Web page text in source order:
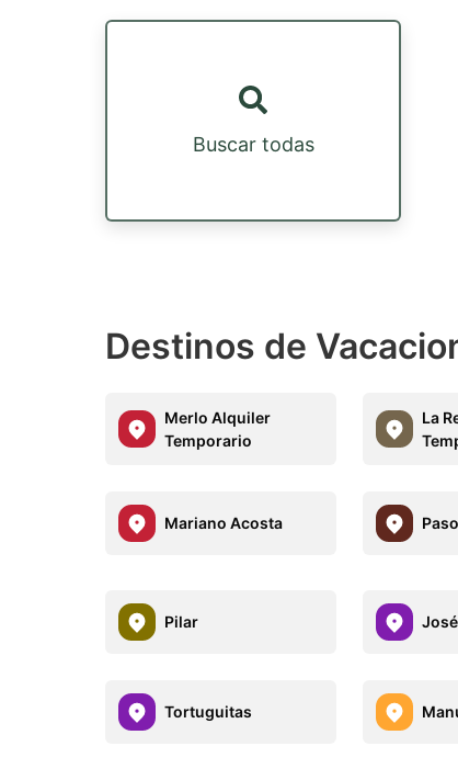
Buscar todas
Destinos de
Merlo Alquiler
Temporario
La
Mariano Acosta
Pilar
Tortuguitas